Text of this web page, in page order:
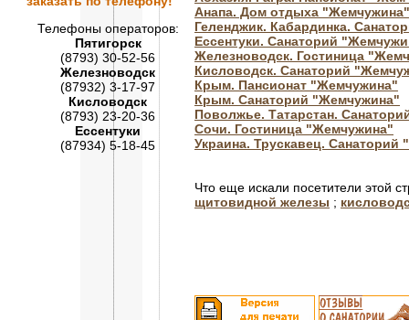
Телефоны операторов:
Пятигорск
(8793) 30-52-56
Железноводск
(87932) 3-17-97
Кисловодск
(8793) 23-20-36
Ессентуки
(87934) 5-18-45
Анапа. Дом отдыха "Жемчужина"
Геленджик. Кабардинка.
Ессентуки. Санаторий
Железноводск. Гостиница
Кисловодск. Санаторий
Крым. Пансионат "Жемчужина"
Крым. Санаторий "Жемчужина"
Поволжье. Татарстан.
Сочи. Гостиница "Жемчужина"
Украина. Трускавец.
Что еще искали посетители этой
щитовидной железы ;